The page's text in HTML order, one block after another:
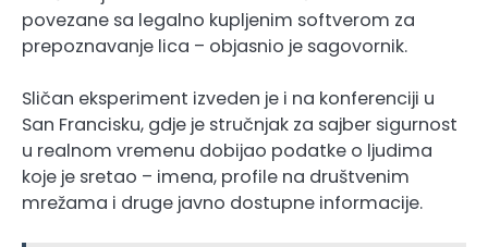
povezane sa legalno kupljenim softverom za
prepoznavanje lica – objasnio je sagovornik.
Sličan eksperiment izveden je i na konferenciji u
San Francisku, gdje je stručnjak za sajber sigurnost
u realnom vremenu dobijao podatke o ljudima
koje je sretao – imena, profile na društvenim
mrežama i druge javno dostupne informacije.